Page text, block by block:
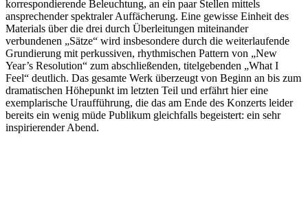
korrespondierende Beleuchtung, an ein paar Stellen mittels
ansprechender spektraler Auffächerung. Eine gewisse Einheit des
Materials über die drei durch Überleitungen miteinander
verbundenen „Sätze“ wird insbesondere durch die weiterlaufende
Grundierung mit perkussiven, rhythmischen Pattern von „New
Year’s Resolution“ zum abschließenden, titelgebenden „What I
Feel“ deutlich. Das gesamte Werk überzeugt von Beginn an bis zum
dramatischen Höhepunkt im letzten Teil und erfährt hier eine
exemplarische Uraufführung, die das am Ende des Konzerts leider
bereits ein wenig müde Publikum gleichfalls begeistert: ein sehr
inspirierender Abend.